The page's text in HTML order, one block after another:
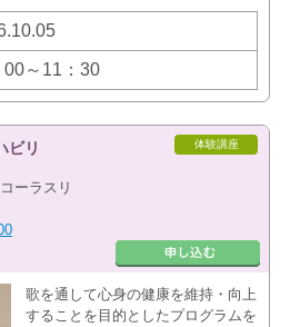
00～11：30
体験講座
ビリ
ーラスリ
歌を通して心身の健康を維持・向上
することを目的としたプログラムを